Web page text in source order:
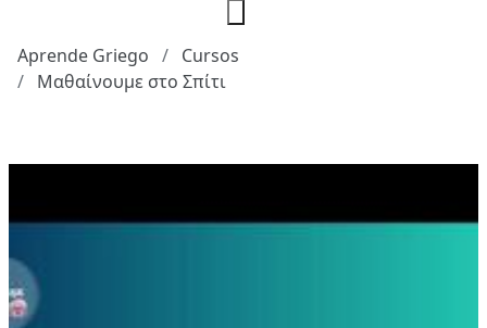
Aprende Griego
Cursos
Μαθαίνουμε στο Σπίτι